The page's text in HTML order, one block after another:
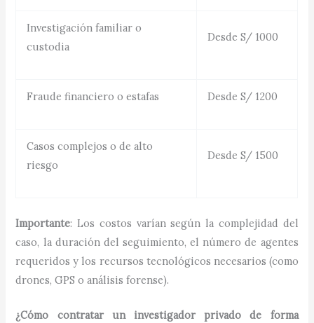
Investigación familiar o
custodia
Desde S/ 1000
Fraude financiero o estafas Desde S/ 1200
Casos complejos o de alto
riesgo
Desde S/ 1500
Importante: Los costos varían según la complejidad del
caso, la duración del seguimiento, el número de agentes
requeridos y los recursos tecnológicos necesarios (como
drones, GPS o análisis forense).
¿Cómo contratar un investigador privado de forma